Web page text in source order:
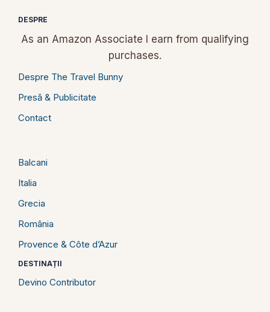
DESPRE
As an Amazon Associate I earn from qualifying
purchases.
Despre The Travel Bunny
Presă & Publicitate
Contact
Balcani
Italia
Grecia
România
Provence & Côte d’Azur
DESTINAȚII
Devino Contributor